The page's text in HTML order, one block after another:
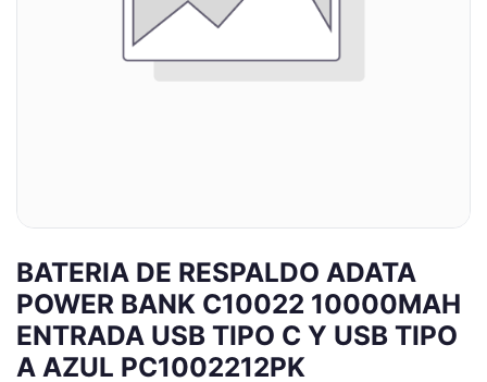
BATERIA DE RESPALDO ADATA
POWER BANK C10022 10000MAH
ENTRADA USB TIPO C Y USB TIPO
A AZUL PC1002212PK